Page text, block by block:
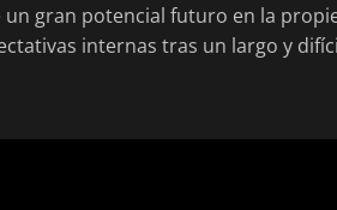
un gran potencial futuro en la
internas tras un largo y